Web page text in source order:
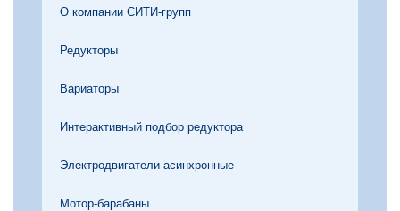
О компании СИТИ-групп
Редукторы
Вариаторы
Интерактивный подбор редуктора
Электродвигатели асинхронные
Мотор-барабаны